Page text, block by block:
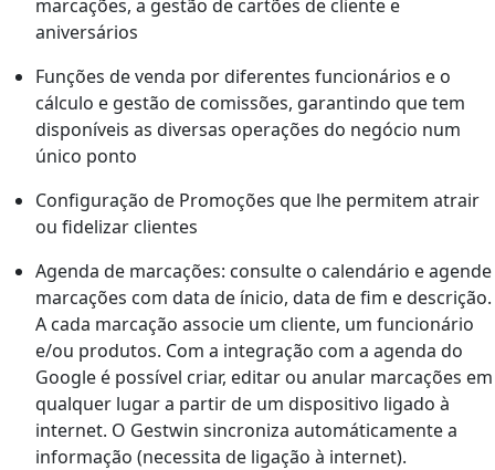
marcações, a gestão de cartões de cliente e
aniversários
Funções de venda por diferentes funcionários e o
cálculo e gestão de comissões, garantindo que tem
disponíveis as diversas operações do negócio num
único ponto
Configuração de Promoções que lhe permitem atrair
ou fidelizar clientes
Agenda de marcações: consulte o calendário e agende
marcações com data de ínicio, data de fim e descrição.
A cada marcação associe um cliente, um funcionário
e/ou produtos. Com a integração com a agenda do
Google é possível criar, editar ou anular marcações em
qualquer lugar a partir de um dispositivo ligado à
internet. O Gestwin sincroniza automáticamente a
informação (necessita de ligação à internet).